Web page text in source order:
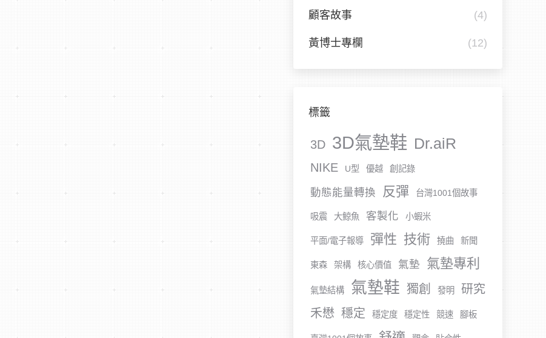
顧客故事 (4)
黃博士專欄 (12)
標籤
3D 3D氣墊鞋 Dr.aiR
NIKE U型 優越 創記錄
動態能量轉換 反彈 台灣1001個故事
吸震 大鯨魚 客製化 小蝦米
平面/電子報導 彈性 技術 撓曲 新聞
東森 架構 核心價值 氣墊 氣墊專利
氣墊結構 氣墊鞋 獨創 發明
研究
禾懋 穩定 穩定度 穩定性 競速 腳板